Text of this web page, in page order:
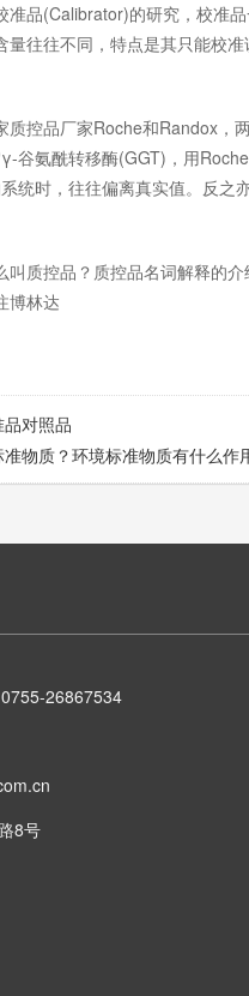
品(Calibrator)的研究，校准品
量往往不同，特点是其只能校
质控品厂家Roche和Randox，
谷氨酰转移酶(GGT)，用
统时，往往偏离真实值。反之
叫质控品？质控品名词解释的
博林达
对照品
物质？环境标准物质有什么作
26867534
8号